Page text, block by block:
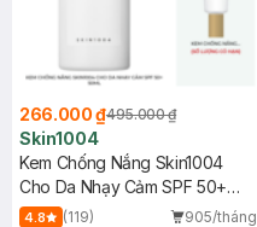
266.000 ₫495.000 ₫
Skin1004
Kem Chống Nắng Skin1004
Cho Da Nhạy Cảm SPF 50+
50ml
4.8 (119)
905/tháng